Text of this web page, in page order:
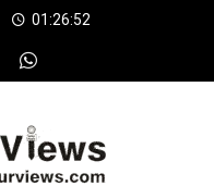
01:26:53